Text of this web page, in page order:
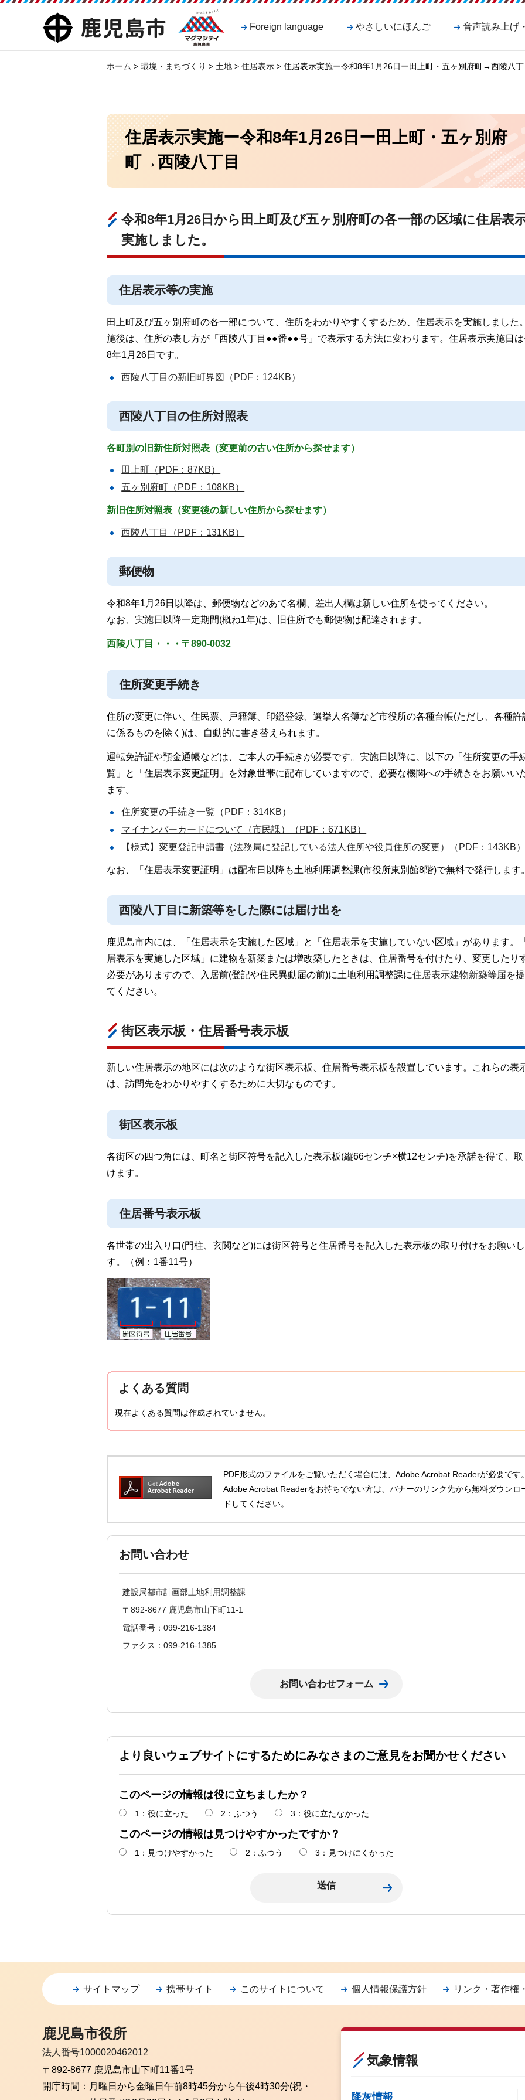
鹿児島市
マグマシティ
鹿児島市
Foreign language やさしいにほんご 音声読み上げ
ホーム > 環境・まちづくり > 土地 > 住居表示 > 住居表示実施ー令和8年1月26日ー田上町・五ヶ別府町→西陵八
住居表示実施ー令和8年1月26日ー田上町・五ヶ別府
町→西陵八丁目
令和8年1月26日から田上町及び五ヶ別府町の各一部の区域に住居表
実施しました。
住居表示等の実施
田上町及び五ヶ別府町の各一部について、住所をわかりやすくするため、住居表示を実施しました
施後は、住所の表し方が「西陵八丁目●●番●●号」で表示する方法に変わります。住居表示実施日
8年1月26日です。
西陵八丁目の新旧町界図（PDF：124KB）
西陵八丁目の住所対照表
各町別の旧新住所対照表（変更前の古い住所から探せます）
田上町（PDF：87KB）
五ヶ別府町（PDF：108KB）
新旧住所対照表（変更後の新しい住所から探せます）
西陵八丁目（PDF：131KB）
郵便物
令和8年1月26日以降は、郵便物などのあて名欄、差出人欄は新しい住所を使ってください。
なお、実施日以降一定期間(概ね1年)は、旧住所でも郵便物は配達されます。
西陵八丁目・・・〒890-0032
住所変更手続き
住所の変更に伴い、住民票、戸籍簿、印鑑登録、選挙人名簿など市役所の各種台帳(ただし、各種許
に係るものを除く)は、自動的に書き替えられます。
運転免許証や預金通帳などは、ご本人の手続きが必要です。実施日以降に、以下の「住所変更の手
覧」と「住居表示変更証明」を対象世帯に配布していますので、必要な機関への手続きをお願いい
ます。
住所変更の手続き一覧（PDF：314KB）
マイナンバーカードについて（市民課）（PDF：671KB）
【様式】変更登記申請書（法務局に登記している法人住所や役員住所の変更）（PDF：143KB
なお、「住居表示変更証明」は配布日以降も土地利用調整課(市役所東別館8階)で無料で発行します
西陵八丁目に新築等をした際には届け出を
鹿児島市内には、「住居表示を実施した区域」と「住居表示を実施していない区域」があります。
居表示を実施した区域」に建物を新築または増改築したときは、住居番号を付けたり、変更したり
必要がありますので、入居前(登記や住民異動届の前)に土地利用調整課に住居表示建物新築等届を
てください。
街区表示板・住居番号表示板
新しい住居表示の地区には次のような街区表示板、住居番号表示板を設置しています。これらの表
は、訪問先をわかりやすくするために大切なものです。
街区表示板
各街区の四つ角には、町名と街区符号を記入した表示板(縦66センチ×横12センチ)を承諾を得て、
けます。
住居番号表示板
各世帯の出入り口(門柱、玄関など)には街区符号と住居番号を記入した表示板の取り付けをお願い
す。（例：1番11号）
よくある質問
現在よくある質問は作成されていません。
PDF形式のファイルをご覧いただく場合には、Adobe Acrobat Readerが必要です
Adobe Acrobat Readerをお持ちでない方は、バナーのリンク先から無料ダウンロ
ドしてください。
お問い合わせ
建設局都市計画部土地利用調整課
〒892-8677 鹿児島市山下町11-1
電話番号：099-216-1384
ファクス：099-216-1385
より良いウェブサイトにするためにみなさまのご意見をお聞かせください
このページの情報は役に立ちましたか？
1：役に立った 2：ふつう 3：役に立たなかった
このページの情報は見つけやすかったですか？
1：見つけやすかった 2：ふつう 3：見つけにくかった
サイトマップ 携帯サイト このサイトについて 個人情報保護方針 リンク・著作権
鹿児島市役所
法人番号1000020462012
〒892-8677 鹿児島市山下町11番1号
開庁時間： 月曜日から金曜日 午前8時45分から午後4時30分(祝・
気象情報
降灰情報